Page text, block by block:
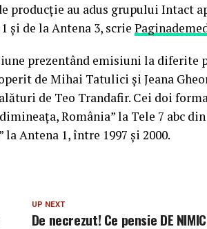
producţie au adus grupului Intact
şi de la Antena 3, scrie
prezentând emisiuni la diferite
de Mihai Tatulici şi Jeana
de Teo Trandafir. Cei doi
România” la Tele 7 abc din
Antena 1, între 1997 şi 2000.
UP NEXT
De necrezut! Ce pensie DE